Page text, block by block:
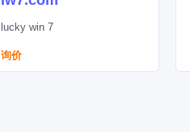
lucky win 7
询价